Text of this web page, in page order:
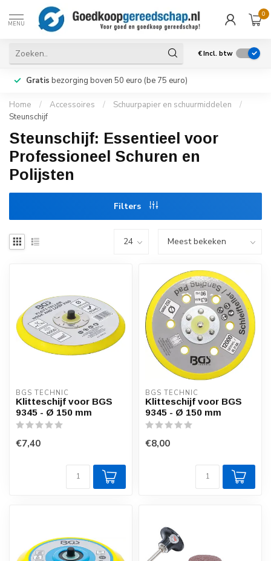
MENU
0
€Incl. btw
Gratis bezorging boven 50 euro (be 75 euro)
Home / Accessoires / Schuurpapier en schuurmiddelen
/
Steunschijf
Steunschijf: Essentieel voor
Professioneel Schuren en
Polijsten
Filters
BGS TECHNIC
Klitteschijf voor BGS
9345 - Ø 150 mm
€7,40
BGS TECHNIC
Klitteschijf voor BGS
9345 - Ø 150 mm
€8,00